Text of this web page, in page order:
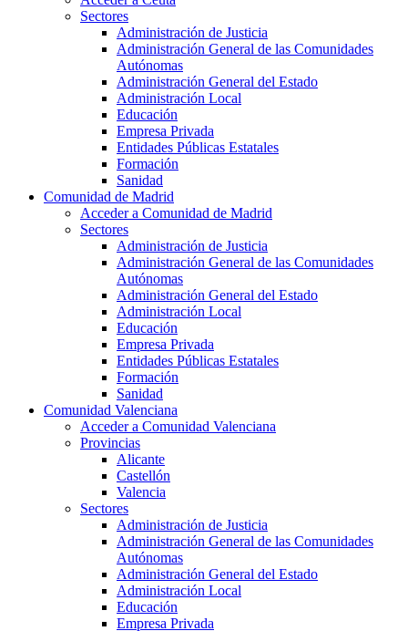
Sectores
Administración de Justicia
Administración General de las Comunidades
Autónomas
Administración General del Estado
Administración Local
Educación
Empresa Privada
Entidades Públicas Estatales
Formación
Sanidad
Comunidad de Madrid
Acceder a Comunidad de Madrid
Sectores
Administración de Justicia
Administración General de las Comunidades
Autónomas
Administración General del Estado
Administración Local
Educación
Empresa Privada
Entidades Públicas Estatales
Formación
Sanidad
Comunidad Valenciana
Acceder a Comunidad Valenciana
Provincias
Alicante
Castellón
Valencia
Sectores
Administración de Justicia
Administración General de las Comunidades
Autónomas
Administración General del Estado
Administración Local
Educación
Empresa Privada